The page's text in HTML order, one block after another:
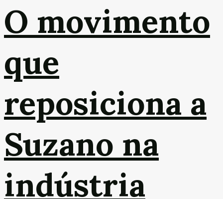
O movimento
que
reposiciona a
Suzano na
indústria